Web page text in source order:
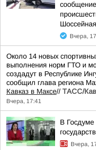
Шоссейная
Вчера,
Около 14 новых
выполнения норм ГТО и
создадут в Республике
сообщил глава региона
Кавказ в Максе// ТАСС/
Вчера, 17:41
В
Вчера,